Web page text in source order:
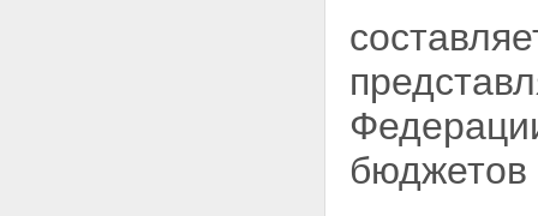
бюджетов